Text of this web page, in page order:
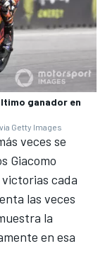
ganador en
Getty Images
veces se
Giacomo
cada
las veces
la
en esa